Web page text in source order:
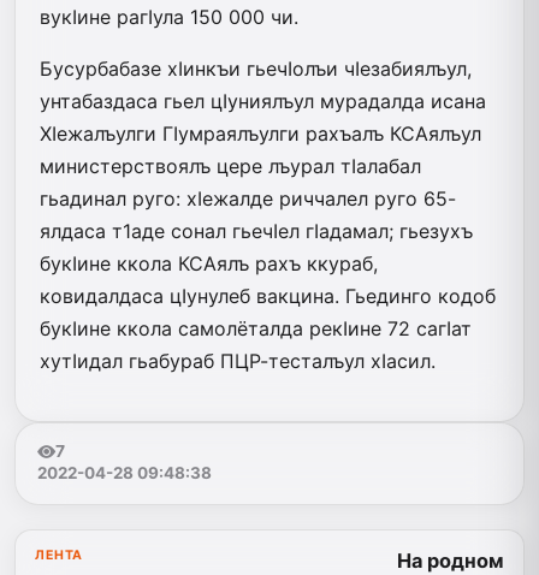
вукIине рагIула 150 000 чи.
Бусурбабазе хIинкъи гьечIолъи чIезабиялъул,
унтабаздаса гьел цIуниялъул мурадалда исана
ХIежалъулги ГIумраялъулги рахъалъ КСАя­лъул
министерствоялъ цере лъурал тIалабал
гьадинал руго: хIежалде риччалел руго 65-
ялдаса т1аде сонал гьечIел гIадамал; гьезухъ
букIине ккола КСАялъ рахъ ккураб,
ковидалдаса цIунулеб вакцина. Гьединго кодоб
букIине ккола самолёталда рекIине 72 сагIат
хутIидал гьабураб ПЦР-тесталъул хIасил.
7
2022-04-28 09:48:38
ЛЕНТА На родном